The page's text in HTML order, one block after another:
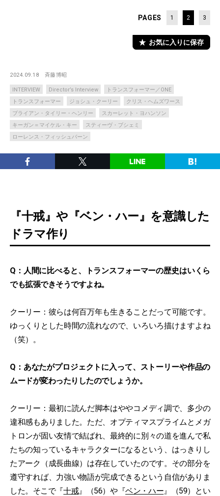
PAGES 1 2 3
お気に入りに保存
2024.09.18 斉藤博昭
INTERVIEW Director’s Interview
トランスフォーマー／ONE
トランスフォーマー
ジョシュ・クーリー
クリス・ヘムズワース
ブライアン・タイリー・ヘンリー
スカーレット・ヨハンソン
キーガン＝マイケル・キー
スティーヴ・ブシェミ
ローレンス・フィッシュバーン
『十戒』や『ベン・ハー』を意識した
ドラマ作り
Q：人間に比べると、トランスフォーマーの歴史はいくら
でも拡張できそうですよね。
クーリー：彼らは何百万年も生きることだって可能です。
ゆっくりとした時間の流れなので、いろいろ描けますよね
（笑）。
Q：あなたがプロジェクトに入って、ストーリーや作品の
ムードが変わったりしたのでしょうか。
クーリー：最初に読んだ脚本はややコメディ調で、多少の
違和感もありました。ただ、オプティマスプライムとメガ
トロンが固い友情で結ばれ、最終的に別々の道を進んで私
たちの知っているキャラクターになるという、はっきりし
たアーク（成長曲線）は存在していたのです。その部分を
遵守すれば、力強い物語が完成できるという自信がありま
した。そこで『十戒』（56）や『ベン・ハー』（59）とい